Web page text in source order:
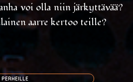
voi olla niin järkyttävää?
aarre kertoo teille?